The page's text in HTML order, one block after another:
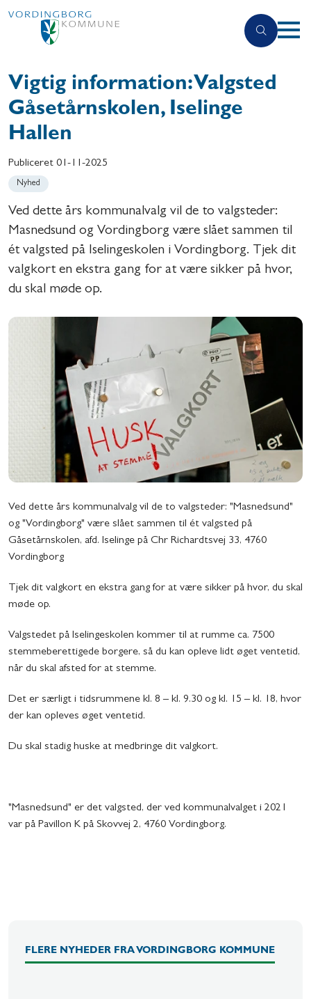
Vigtig information: Valgsted
Gåsetårnskolen, Iselinge
Hallen
Publiceret 01-11-2025
Nyhed
Ved dette års kommunalvalg vil de to valgsteder:
Masnedsund og Vordingborg være slået sammen til
ét valgsted på Iselingeskolen i Vordingborg. Tjek dit
valgkort en ekstra gang for at være sikker på hvor,
du skal møde op.
Ved dette års kommunalvalg vil de to valgsteder: "Masnedsund"
og "Vordingborg" være slået sammen til ét valgsted på
Gåsetårnskolen, afd. Iselinge på Chr Richardtsvej 33, 4760
Vordingborg
Tjek dit valgkort en ekstra gang for at være sikker på hvor, du skal
møde op.
Valgstedet på Iselingeskolen kommer til at rumme ca. 7500
stemmeberettigede borgere, så du kan opleve lidt øget ventetid,
når du skal afsted for at stemme.
Det er særligt i tidsrummene kl. 8 – kl. 9.30 og kl. 15 – kl. 18, hvor
der kan opleves øget ventetid.
Du skal stadig huske at medbringe dit valgkort.
"Masnedsund" er det valgsted, der ved kommunalvalget i 2021
var på Pavillon K på Skovvej 2, 4760 Vordingborg.
FLERE NYHEDER FRA VORDINGBORG KOMMUNE